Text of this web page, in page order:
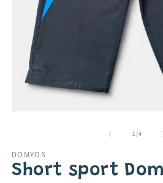
dans
une
fenêtre
1/de
4
DOMYOS
Short sport